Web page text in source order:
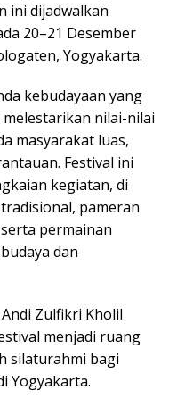
ini dijadwalkan
20–21 Desember
Yogyakarta.
kebudayaan yang
nilai-nilai
masyarakat luas,
Festival ini
kegiatan, di
pameran
permainan
dan
Zulfikri Kholil
menjadi ruang
silaturahmi bagi
Yogyakarta.